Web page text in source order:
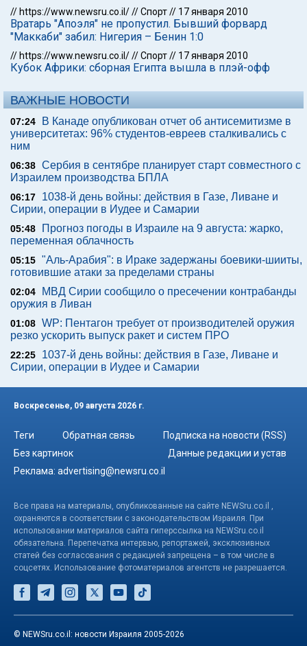
// https://www.newsru.co.il///Спорт// 17 января 2010
Вратарь "Апоэля" не пропустил. Бывший форвард
"Маккаби" забил: Нигерия – Бенин 1:0
// https://www.newsru.co.il///Спорт// 17 января 2010
Кубок Африки: сборная Египта вышла в плэй-офф
ВАЖНЫЕ НОВОСТИ
07:24
В Канаде опубликован отчет об антисемитизме в
университетах: 96% студентов-евреев сталкивались с
ним
06:38 Сербия в сентябре планирует старт совместного с
Израилем производства БПЛА
06:17
1038-й день войны: действия в Газе, Ливане и
Сирии, операции в Иудее и Самарии
05:48
Прогноз погоды в Израиле на 9 августа: жарко,
переменная облачность
05:15 "Аль-Арабия": в Ираке задержаны боевики-шииты,
готовившие атаки за пределами страны
02:04
МВД Сирии сообщило о пресечении контрабанды
оружия в Ливан
01:08 WP: Пентагон требует от производителей оружия
резко ускорить выпуск ракет и систем ПРО
22:25
1037-й день войны: действия в Газе, Ливане и
Сирии, операции в Иудее и Самарии
Воскресенье, 09 августа 2026 г.
Теги Обратная связь
Подписка на новости (RSS)
Без картинок
Данные редакции и устав
Реклама: advertising@newsru.co.il
Все права на материалы, опубликованные на сайте NEWSru.co.il ,
охраняются в соответствии с законодательством Израиля. При
использовании материалов сайта гиперссылка на NEWSru.co.il
обязательна. Перепечатка интервью, репортажей, эксклюзивных
статей без согласования с редакцией запрещена – в том числе в
соцсетях. Использование фотоматериалов агентств не разрешается.
© NEWSru.co.il: новости Израиля 2005-2026